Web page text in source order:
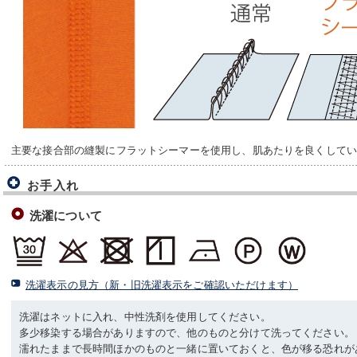
主要な接合部の縫製にフラットシーマーを使用し、肌あたりを良くして
お手入れ
洗濯について
洗濯表示の見方（新・旧洗濯表示をご確認いただけます）
洗濯はネットに入れ、中性洗剤を使用してください。
多少移染する場合がありますので、他のものと分けて洗ってください。
濡れたままで長時間ほかのものと一緒に置いておくと、色が移る恐れ